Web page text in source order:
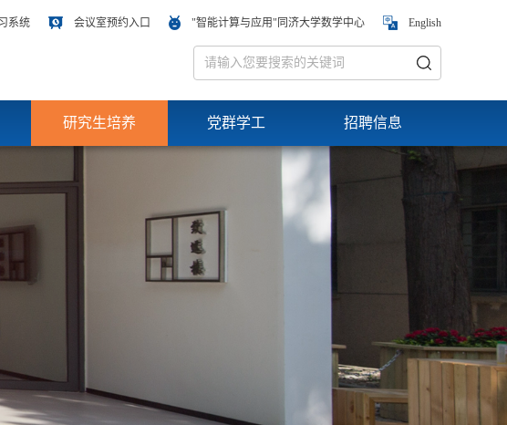
系统 会议室预约入口 "智能计算与应用"同济大学数学中心 English
研究生培养 党群学工 招聘信息